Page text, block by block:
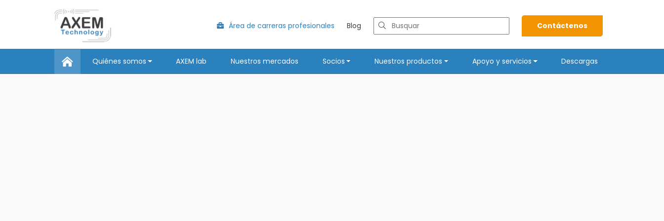
Área de carreras profesionales Blog Contáctenos
Quiénes somos AXEM lab Nuestros mercados Socios Nuestros productos Apoyo y servicios Descargas